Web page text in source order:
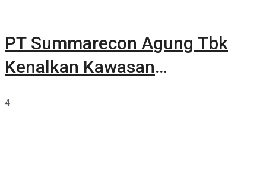
PT Summarecon Agung Tbk
Kenalkan Kawasan
4